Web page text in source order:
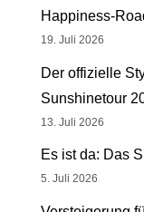
Happiness-
19. Juli 2026
Der offizielle
Sunshinetour
13. Juli 2026
Es ist da: Das
5. Juli 2026